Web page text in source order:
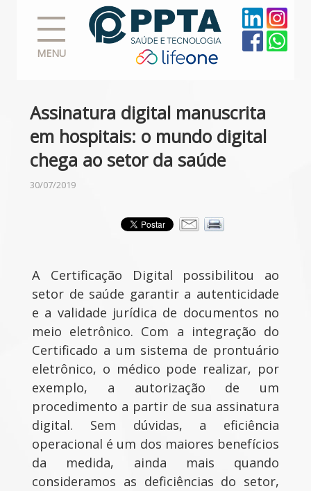
MENU
Assinatura digital manuscrita
em hospitais: o mundo digital
chega ao setor da saúde
30/07/2019
A Certificação Digital possibilitou ao
setor de saúde garantir a autenticidade
e a validade jurídica de documentos no
meio eletrônico. Com a integração do
Certificado a um sistema de prontuário
eletrônico, o médico pode realizar, por
exemplo, a autorização de um
procedimento a partir de sua assinatura
digital. Sem dúvidas, a eficiência
operacional é um dos maiores benefícios
da medida, ainda mais quando
consideramos as deficiências do setor,